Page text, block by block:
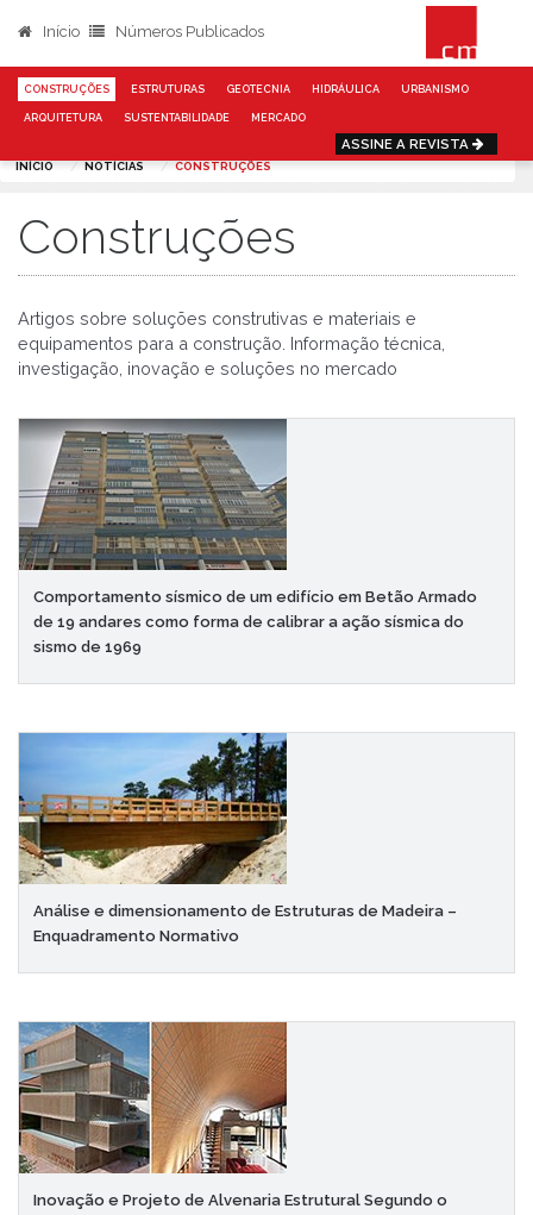
Início Números Publicados
CONSTRUÇÕES ESTRUTURAS GEOTECNIA HIDRÁULICA URBANISMO
ARQUITETURA SUSTENTABILIDADE MERCADO
ASSINE A REVISTA
INÍCIO NOTÍCIAS CONSTRUÇÕES
Construções
Artigos sobre soluções construtivas e materiais e
equipamentos para a construção. Informação técnica,
investigação, inovação e soluções no mercado
Comportamento sísmico de um edifício em Betão Armado
de 19 andares como forma de calibrar a ação sísmica do
sismo de 1969
Análise e dimensionamento de Estruturas de Madeira –
Enquadramento Normativo
Inovação e Projeto de Alvenaria Estrutural Segundo o